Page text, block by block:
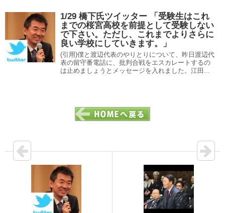
1/29 橋下氏ツイッター 「受験生はこれ
までの桜宮高校を前提として受験しない
で下さい。ただし、これまでよりさらに
良い学校にしていきます。」
(引用)僕と渡辺代表のやりとりについて、昨日渡辺代
表の留守番電話に、批判合戦をエスカレートするの
は止めましょうとメッセージを入れました。江田...